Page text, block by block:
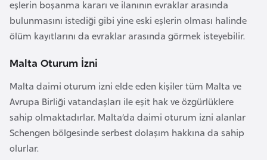
eşlerin boşanma kararı ve ilanının evraklar arasında
bulunmasını istediği gibi yine eski eşlerin olması halinde
ölüm kayıtlarını da evraklar arasında görmek isteyebilir.
Malta Oturum İzni
Malta daimi oturum izni elde eden kişiler tüm Malta ve
Avrupa Birliği vatandaşları ile eşit hak ve özgürlüklere
sahip olmaktadırlar. Malta’da daimi oturum izni alanlar
Schengen bölgesinde serbest dolaşım hakkına da sahip
olurlar.
s
e
k
u
l
g
a
r